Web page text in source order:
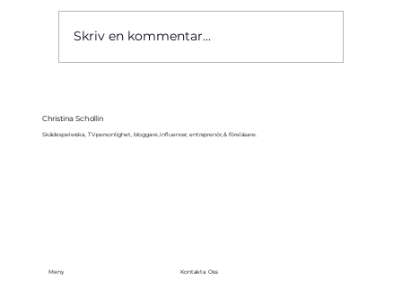
Skriv en kommentar...
Christina Schollin
Skådespelerska, TV-personlighet, bloggare, influencer, entreprenör, & föreläsare.
Meny Kontakta Oss